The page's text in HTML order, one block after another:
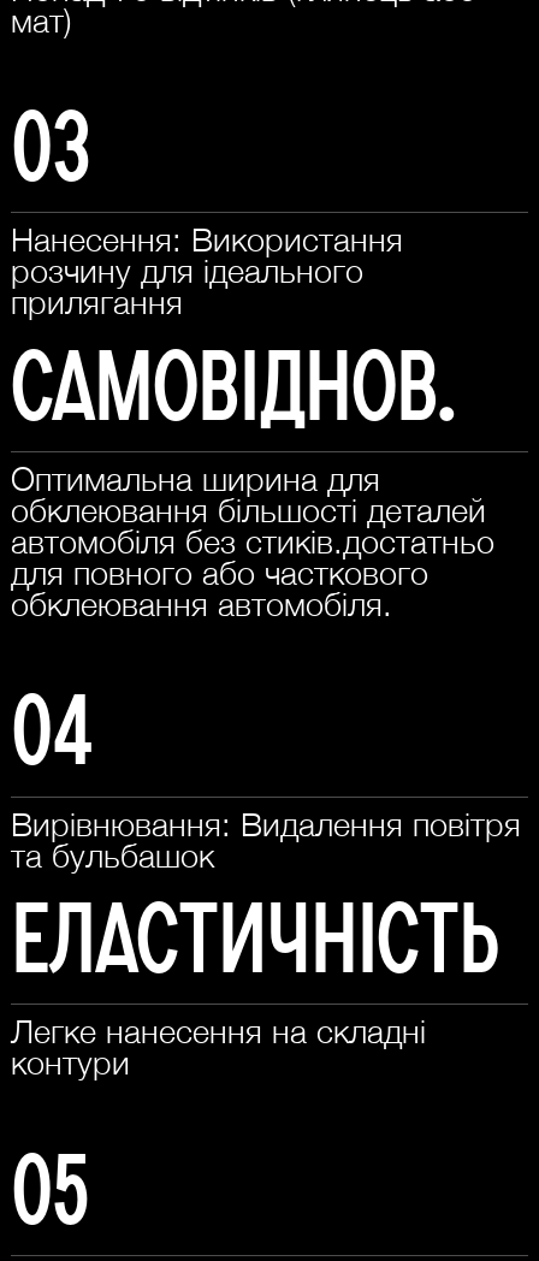
мат)
03
Нанесення: Використання
розчину для ідеального
прилягання
Самовіднов.
Оптимальна ширина для
обклеювання більшості деталей
автомобіля без стиків.достатньо
для повного або часткового
обклеювання автомобіля.
04
Вирівнювання: Видалення повітря
та бульбашок
Еластичність
Легке нанесення на складні
контури
05